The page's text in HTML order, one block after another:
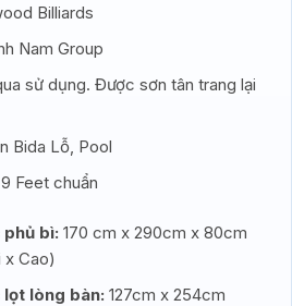
Billiards
Nam Group
sử dụng. Được sơn tân trang lại
Bida Lỗ, Pool
9 Feet chuẩn
bì: 170 cm x 290cm x 80cm
x Cao)
lòng bàn: 127cm x 254cm